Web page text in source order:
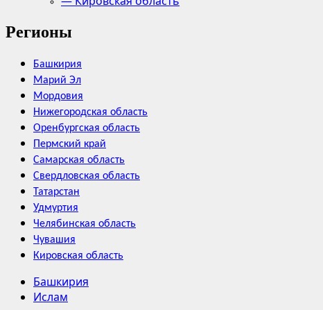
Регионы
Башкирия
Марий Эл
Мордовия
Нижегородская область
Оренбургская область
Пермский край
Самарская область
Свердловская область
Татарстан
Удмуртия
Челябинская область
Чувашия
Кировская область
Башкирия
Ислам